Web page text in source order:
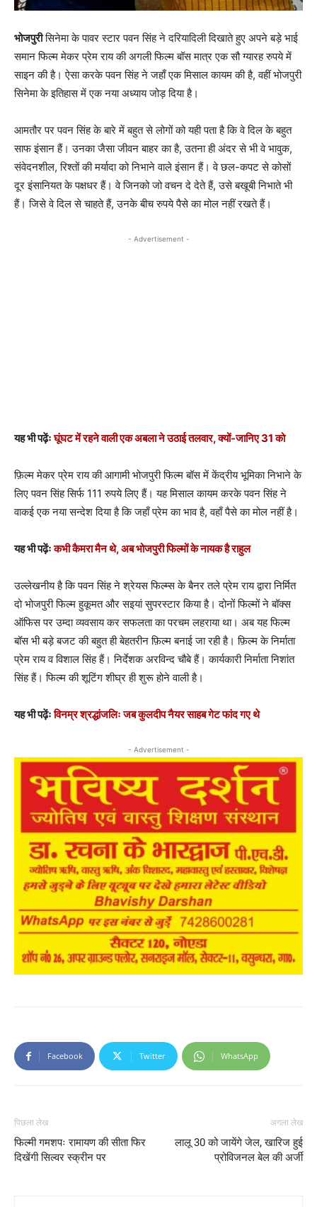
भोजपुरीसिनेमा के पावर स्टार पवन सिंह ने दरियादिली दिखाते हुए अपने बड़े भाई
समान फिल्म मेकर प्रेम राय की अगली फिल्म बॉस मात्र एक सौ ग्यारह रुपये में
साइन की है। ऐसा करके पवन सिंह ने जहाँ एक मिसाल कायम की है, वहीं भोजपुरी
सिनेमा के इतिहास में एक नया अध्याय जोड़ दिया है।
आमतौर पर पवन सिंह के बारे में बहुत से लोगों को यही पता है कि वे दिल के बहुत
साफ इंसान हैं। उनका जैसा जीवन बाहर का है, उतना ही अंदर से भी वे भावुक,
संवेदनशील, रिश्तों की मर्यादा को निभाने वाले इंसान हैं। वे छल-कपट से कोसों
दूर इंसानियत के पक्षधर हैं। वे जिनको जो वचन दे देते हैं, उसे बखूबी निभाते भी
हैं। जिसे वे दिल से चाहते हैं, उनके बीच रुपये पैसे का मोल नहीं रखते हैं।
- Advertisement -
यह भी पढ़ेंःघूंघट में रहने वाली एक अबला ने उठाई तलवार, क्‍यों-जानिए 31 को
फ़िल्म मेकर प्रेम राय की आगामी भोजपुरी फिल्म बॉस में केंद्रीय भूमिका निभाने के
लिए पवन सिंह सिर्फ 111 रुपये लिए हैं। यह मिसाल कायम करके पवन सिंह ने
वाकई एक नया सन्देश दिया है कि जहाँ प्रेम का भाव है, वहाँ पैसे का मोल नहीं है।
यह भी पढ़ेंःकभी कैमरा मैन थे, अब भोजपुरी फिल्मों के नायक है राहुल
उल्लेखनीय है कि पवन सिंह ने श्रेयस फिल्म्स के बैनर तले प्रेम राय द्वारा निर्मित
दो भोजपुरी फिल्म हुकूमत और सइयां सुपरस्टार किया है। दोनों फिल्मों ने बॉक्स
ऑफिस पर उम्दा व्यवसाय कर सफलता का परचम लहराया था। अब यह फिल्म
बॉस भी बड़े बजट की बहुत ही बेहतरीन फ़िल्म बनाई जा रही है। फ़िल्म के निर्माता
प्रेम राय व विशाल सिंह हैं। निर्देशक अरविन्द चौबे हैं। कार्यकारी निर्माता निशांत
सिंह हैं। फिल्म की शूटिंग शीघ्र ही शुरू होने वाली है।
यह भी पढ़ेंःविनम्र श्रद्धांजलिः जब कुलदीप नैयर साहब गेट फांद गए थे
- Advertisement -
Facebook Twitter WhatsApp
पिछला लेख
फिल्मी गमशपः रामायण की सीता फिर
दिखेंगी सिल्वर स्क्रीन पर
अगला लेख
लालू 30 को जायेंगे जेल, खारिज हुई
प्रोविजनल बेल की अर्जी